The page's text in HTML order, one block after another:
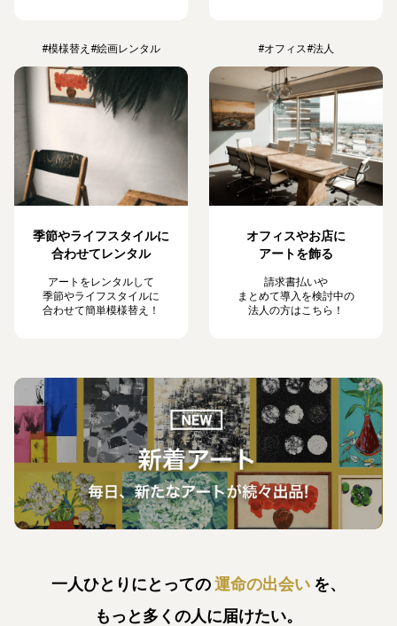
#模様替え #絵画レンタル
季節やライフスタイルに
合わせてレンタル
アートをレンタルして
季節やライフスタイルに
合わせて簡単模様替え！
#オフィス#法人
オフィスやお店に
アートを飾る
請求書払いや
まとめて導入を検討中の
法人の方はこちら！
一人ひとりにとっての運命の出会い を、
もっと多くの人に届けたい。